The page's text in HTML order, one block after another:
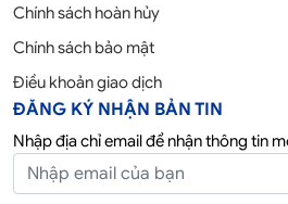
Chính sách hoàn hủy
Chính sách bảo mật
Điều khoản giao dịch
ĐĂNG KÝ NHẬN BẢN TIN
Nhập địa chỉ email để nhận thông tin